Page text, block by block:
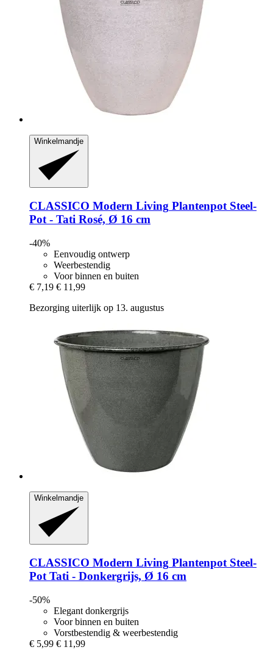
Winkelmandje
CLASSICO Modern Living Plantenpot Steel-​
Pot -​ Tati Rosé, Ø 16 cm
-40%
Eenvoudig ontwerp
Weerbestendig
Voor binnen en buiten
€ 7,19 € 11,99
Bezorging uiterlijk op 13. augustus
Winkelmandje
CLASSICO Modern Living Plantenpot Steel-​
Pot Tati -​ Donkergrijs, Ø 16 cm
-50%
Elegant donkergrijs
Voor binnen en buiten
Vorstbestendig & weerbestendig
€ 5,99 € 11,99